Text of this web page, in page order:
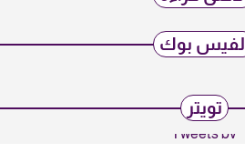
الفيس بوك
تويتر
Tweets by